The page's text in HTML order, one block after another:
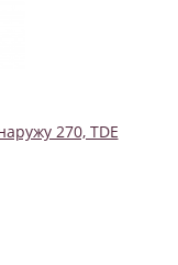
270, TDE